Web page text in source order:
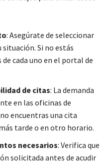
: Asegúrate de seleccionar
Si no estás
cada uno en el portal de
de citas: La demanda
en las oficinas de
encuentras una cita
tarde o en otro horario.
necesarios: Verifica que
solicitada antes de acudir